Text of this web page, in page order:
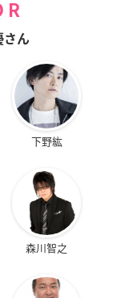
さん
下野紘
森川智之